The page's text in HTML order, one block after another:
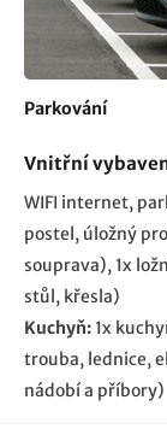
Parkování
Vnitřní
WIFI internet
postel, úložný
souprava) 1x
stůl, křesla)
Kuchyň: 1x
trouba, lednice,
nádobí a příbory)